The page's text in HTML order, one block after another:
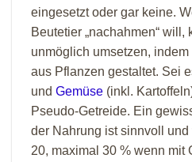
eingesetzt oder gar keine.
Beutetier „nachahmen“ will,
unmöglich umsetzen,
aus Pflanzen gestaltet. Sei
und Gemüse (inkl.
Pseudo-Getreide. Ein
der Nahrung ist sinnvoll
20, maximal 30 % wenn mit